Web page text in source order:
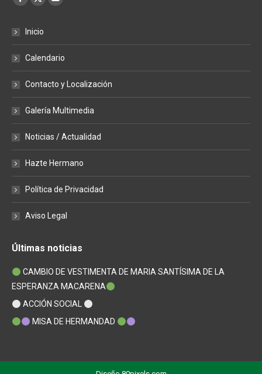
Facebook
opens
window
X
opens
window
YouTube
window
Inicio
Calendario
Contacto y Localización
Galería Multimedia
Noticias / Actualidad
Hazte Hermano
Política de Privacidad
Aviso Legal
Últimas noticias
CAMBIO DE VESTIMENTA DE MARIA SANTÍSIMA DE LA
ESPERANZA MACARENA
ACCIÓN SOCIAL
MISA DE HERMANDAD